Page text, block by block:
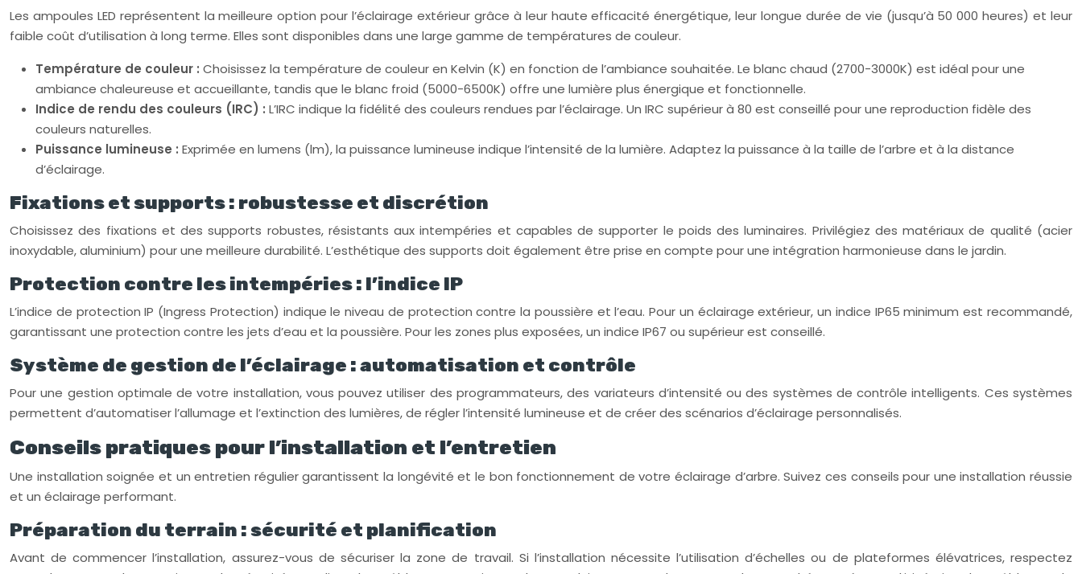
Les ampoules LED représentent la meilleure option pour l’éclairage extérieur grâce à leur haute efficacité énergétique, leur longue durée de vie (jusqu’à 50 000 heures) et leur
faible coût d’utilisation à long terme. Elles sont disponibles dans une large gamme de températures de couleur.
Température de couleur : Choisissez la température de couleur en Kelvin (K) en fonction de l’ambiance souhaitée. Le blanc chaud (2700-3000K) est idéal pour une
ambiance chaleureuse et accueillante, tandis que le blanc froid (5000-6500K) offre une lumière plus énergique et fonctionnelle.
Indice de rendu des couleurs (IRC) : L’IRC indique la fidélité des couleurs rendues par l’éclairage. Un IRC supérieur à 80 est conseillé pour une reproduction fidèle des
couleurs naturelles.
Puissance lumineuse : Exprimée en lumens (lm), la puissance lumineuse indique l’intensité de la lumière. Adaptez la puissance à la taille de l’arbre et à la distance
d’éclairage.
Fixations et supports : robustesse et discrétion
Choisissez des fixations et des supports robustes, résistants aux intempéries et capables de supporter le poids des luminaires. Privilégiez des matériaux de qualité (acier
inoxydable, aluminium) pour une meilleure durabilité. L’esthétique des supports doit également être prise en compte pour une intégration harmonieuse dans le jardin.
Protection contre les intempéries : l’indice IP
L’indice de protection IP (Ingress Protection) indique le niveau de protection contre la poussière et l’eau. Pour un éclairage extérieur, un indice IP65 minimum est recommandé,
garantissant une protection contre les jets d’eau et la poussière. Pour les zones plus exposées, un indice IP67 ou supérieur est conseillé.
Système de gestion de l’éclairage : automatisation et contrôle
Pour une gestion optimale de votre installation, vous pouvez utiliser des programmateurs, des variateurs d’intensité ou des systèmes de contrôle intelligents. Ces systèmes
permettent d’automatiser l’allumage et l’extinction des lumières, de régler l’intensité lumineuse et de créer des scénarios d’éclairage personnalisés.
Conseils pratiques pour l’installation et l’entretien
Une installation soignée et un entretien régulier garantissent la longévité et le bon fonctionnement de votre éclairage d’arbre. Suivez ces conseils pour une installation réussie
et un éclairage performant.
Préparation du terrain : sécurité et planification
Avant de commencer l’installation, assurez-vous de sécuriser la zone de travail. Si l’installation nécessite l’utilisation d’échelles ou de plateformes élévatrices, respectez